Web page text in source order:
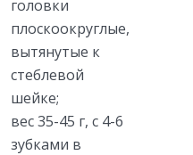
головки
плоскоокруглые,
вытянутые к
стеблевой
шейке;
вес 35-45 г, с 4-6
зубками в